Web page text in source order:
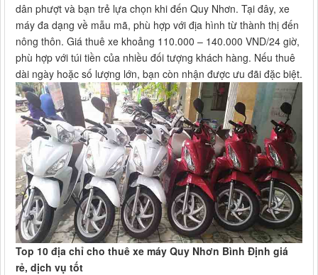
dân phượt và bạn trẻ lựa chọn khi đến Quy Nhơn. Tại đây, xe
máy đa dạng về mẫu mã, phù hợp với địa hình từ thành thị đến
nông thôn. Giá thuê xe khoảng 110.000 – 140.000 VND/24 giờ,
phù hợp với túi tiền của nhiều đối tượng khách hàng. Nếu thuê
dài ngày hoặc số lượng lớn, bạn còn nhận được ưu đãi đặc biệt.
Top 10 địa chỉ cho thuê xe máy Quy Nhơn Bình Định giá
rẻ, dịch vụ tốt